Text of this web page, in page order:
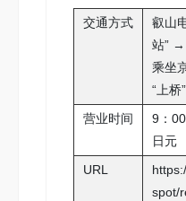
交通方式
叡山
站”
乘坐
“上
营业时间
9：
日元
URL
spot/